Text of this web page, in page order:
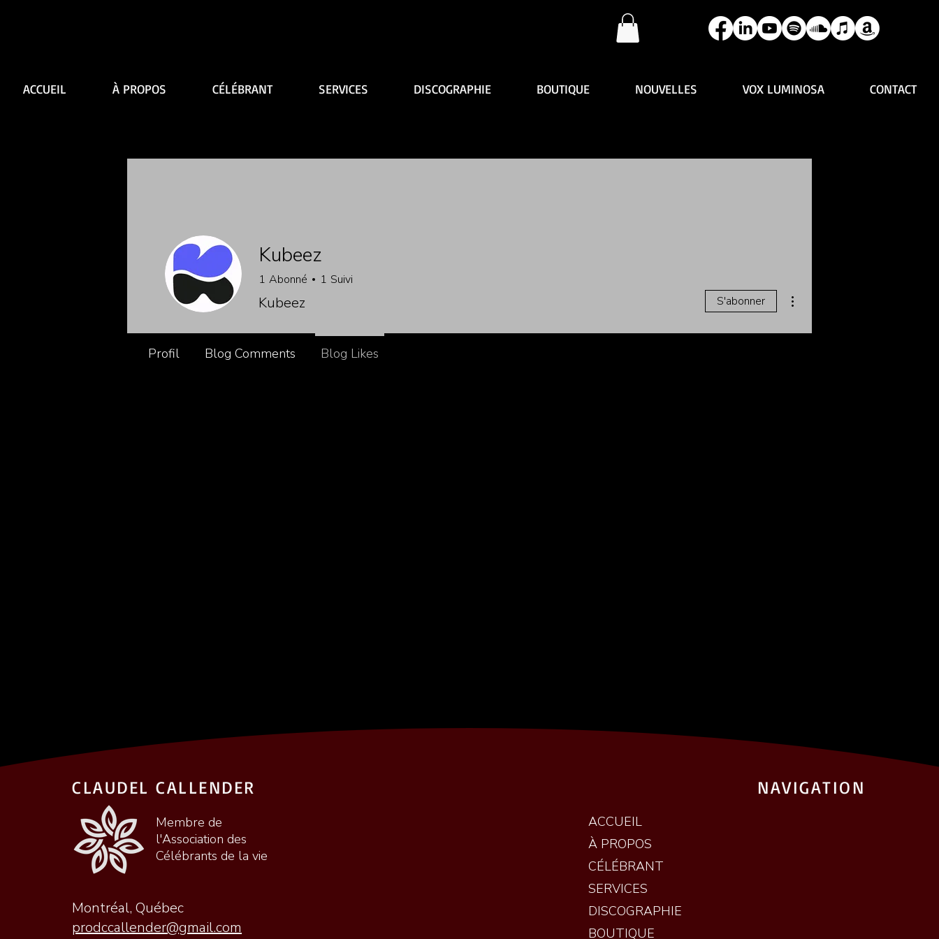
ACCUEIL À PROPOS CÉLÉBRANT SERVICES DISCOGRAPHIE BOUTIQUE NOUVELLES VOX LUMINOSA CONTACT
Kubeez
1 Abonné 1 Suivi
Kubeez S'abonner
Profil Blog Comments Blog Likes
CLAUDEL CALLENDER
Membre de
l'Association des
Célébrants de la vie
Montréal, Québec
prodccallender@gmail.com
NAVIGATION
ACCUEIL
À PROPOS
CÉLÉBRANT
SERVICES
DISCOGRAPHIE
BOUTIQUE